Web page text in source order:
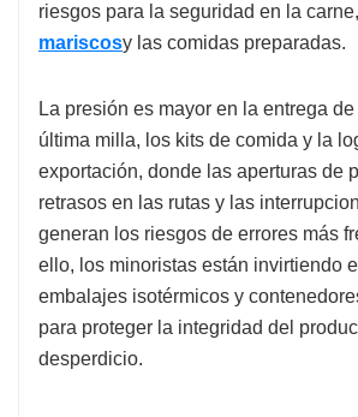
riesgos para la seguridad en la
mariscosy las comidas preparadas.
La presión es mayor en la entrega
última milla, los kits de comida y la
exportación, donde las aperturas de
retrasos en las rutas y las
generan los riesgos de errores más
ello, los minoristas están invirtiendo
embalajes isotérmicos y
para proteger la integridad del
desperdicio.